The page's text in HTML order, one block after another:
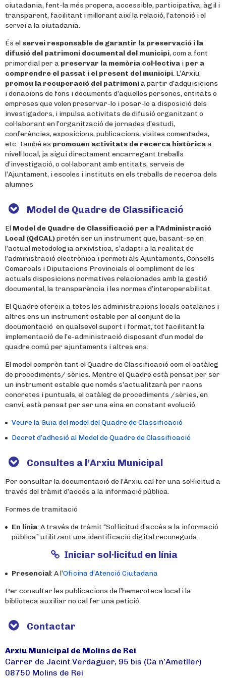
ciutadania, fent-la més propera, accessible, participativa, àgil i
transparent, facilitant i millorant així la relació, l’atenció i el
servei a la ciutadania.
És el servei responsable de garantir la preservació i la
difusió del patrimoni documental del municipi, com a font
primordial per a preservar la memòria col·lectiva i per a
comprendre el passat i el present del municipi. L’Arxiu
promou la recuperació del patrimonia partir d’adquisicions
i donacions de fons i documents d’aquelles persones, entitats o
empreses que volen preservar-lo i posar-lo a disposició dels
investigadors, i impulsa activitats de difusió organitzant o
col·laborant en l’organització de jornades d’estudi,
conferències, exposicions, publicacions, visites comentades,
etc. També es promouen activitats de recerca històricaa
nivell local, ja sigui directament encarregant treballs
d’investigació, o col·laborant amb entitats, serveis de
l’Ajuntament, i escoles i instituts en els treballs de recerca dels
alumnes
Model de Quadre de Classificació
El Model de Quadre de Classificació per a l’Administració
Local (QdCAL)pretén ser un instrument que, basant-se en
l’actual metodologia arxivística, s’adapti a la realitat de
l’administració electrònica i permeti als Ajuntaments, Consells
Comarcals i Diputacions Provincials el compliment de les
actuals disposicions normatives relacionades amb la gestió
documental, la transparència i les normes d’interoperabilitat.
El Quadre ofereix a totes les administracions locals catalanes i
altres ens un instrument estable per al conjunt de la
documentació en qualsevol suport i format, tot facilitant la
implementació de l’e-administració disposant d’un model de
quadre comú per ajuntaments i altres ens.
El model comprèn tant el Quadre de Classificació com el catàleg
de procediments/ sèries. Mentre el Quadre està pensat per ser
un instrument estable que només s’actualitzarà per raons
concretes i puntuals, el catàleg de procediments /sèries, en
canvi, està pensat per ser una eina en constant evolució.
Veure la Guia del model del Quadre de Classificació
Decret d’adhesió al Model de Quadre de Classificació
Consultes a l’Arxiu Municipal
Per consultar la documentació de l’Arxiu cal fer una sol·licitud a
través del tràmit d’accés a la informació pública.
Formes de tramitació
En línia: A través de tràmit “Sol·licitud d’accés a la informació
pública” utilitzant una identificació digital reconeguda.
Iniciar sol·licitud en línia
Presencial: A l’Oficina d’Atenció Ciutadana
Per consultar les publicacions de l’hemeroteca local i la
biblioteca auxiliar no cal fer una petició.
Contactar
Arxiu Municipal de Molins de Rei
Carrer de Jacint Verdaguer, 95 bis (Ca n’Ametller)
08750 Molins de Rei